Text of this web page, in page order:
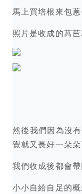
馬上買培根來包
照片是收成的萵
然後我們因為沒
覺就又長好一朵
我們收成後都會
小小自給自足的